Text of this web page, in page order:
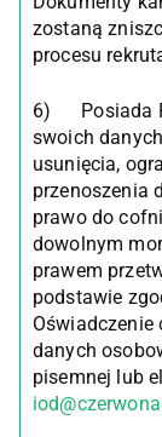
zostaną
procesu
6) Posiada
swoich
usunięcia,
przenoszenia
prawo do
dowolnym
prawem
podstawie
danych
pisemnej lub